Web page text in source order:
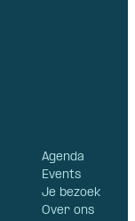
Agenda
Events
Je bezoek
Over ons